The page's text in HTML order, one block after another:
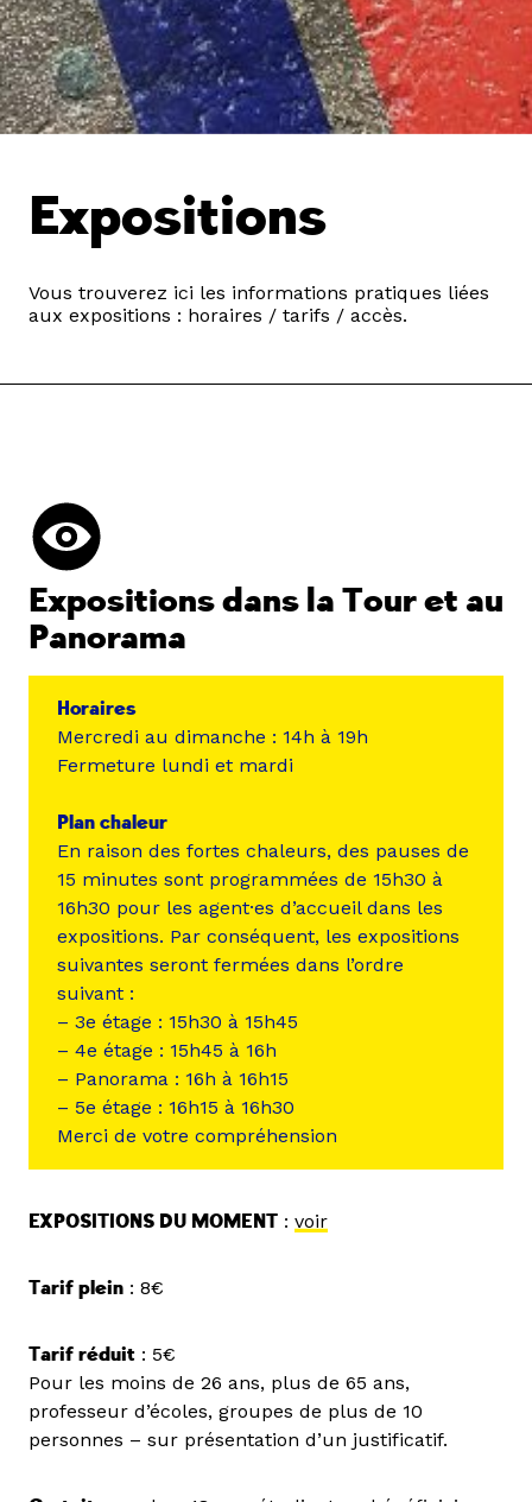
Expositions
Vous trouverez ici les informations pratiques liées
aux expositions : horaires / tarifs / accès.
Expositions dans la Tour et au
Panorama
Horaires
Mercredi au dimanche : 14h à 19h
Fermeture lundi et mardi
Plan chaleur
En raison des fortes chaleurs, des pauses de
15 minutes sont programmées de 15h30 à
16h30 pour les agent·es d’accueil dans les
expositions. Par conséquent, les expositions
suivantes seront fermées dans l’ordre
suivant :
– 3e étage : 15h30 à 15h45
– 4e étage : 15h45 à 16h
– Panorama : 16h à 16h15
– 5e étage : 16h15 à 16h30
Merci de votre compréhension
EXPOSITIONS DU MOMENT : voir
Tarif plein : 8€
Tarif réduit : 5€
Pour les moins de 26 ans, plus de 65 ans,
professeur d’écoles, groupes de plus de 10
personnes – sur présentation d’un justificatif.